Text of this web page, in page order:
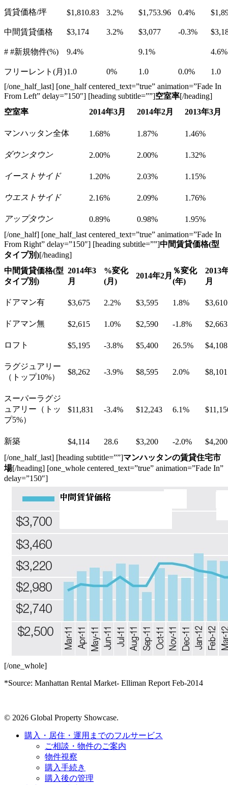
賃貸価格/坪 $1,810.83 3.2% $1,753.96 0.4%
中間賃貸価格 $3,174 3.2% $3,077 -0.3%
# #新規物件(%) 9.4% 9.1% 4.6%
フリーレント(月)1.0 0% 1.0 0.0%
1.0
[/one_half_last] [one_half centered_text=”true” animation=”Fade In
From Left” delay=”150″] [heading subtitle=””]空室率[/heading]
空室率
2014年3月 2014年2月 2013年3月
マンハッタン全体 1.68% 1.87% 1.46%
ダウンタウン 2.00% 2.00% 1.32%
イーストサイド 1.20% 2.03% 1.15%
ウエストサイド 2.16% 2.09% 1.76%
アップタウン 0.89% 0.98%
1.95%
[/one_half] [one_half_last centered_text=”true” animation=”Fade In
From Right” delay=”150″] [heading subtitle=””]中間賃貸価格(型
タイプ別)[/heading]
中間賃貸価格(型
タイプ別)
2014年3
月
%変化
(月 )
2014年2月
％変化
(年)
2013
月
ドアマン有 $3,675 2.2% $3,595 1.8% $3,610
ドアマン無 $2,615 1.0% $2,590 -1.8% $2,663
ロフト $5,195 -3.8% $5,400 26.5% $4,108
ラグジュアリー
（トップ10%）
$8,262 -3.9% $8,595 2.0% $8,101
スーパーラグジ
ュアリー（トッ
プ5%）
$11,831 -3.4% $12,243 6.1%
新築 $4,114 28.6 $3,200 -2.0%
$4,200
[/one_half_last] [heading subtitle=””]マンハッタンの賃貸住宅市
場[/heading] [one_whole centered_text=”true” animation=”Fade In”
delay=”150″]
[/one_whole]
*Source: Manhattan Rental Market- Elliman Report Feb-2014
© 2026 Global Property Showcase.
購入・居住・運用までのフルサービス
ご相談・物件のご案内
物件視察
購入手続き
購入後の管理